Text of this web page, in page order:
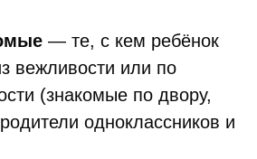
— те, с кем ребёнок
вежливости или по
(знакомые по двору,
одноклассников и